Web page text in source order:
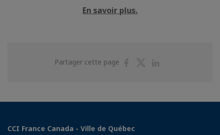
En savoir plus.
Partager cette page
PartagerPartager
CCI France Canada - Ville de Québec